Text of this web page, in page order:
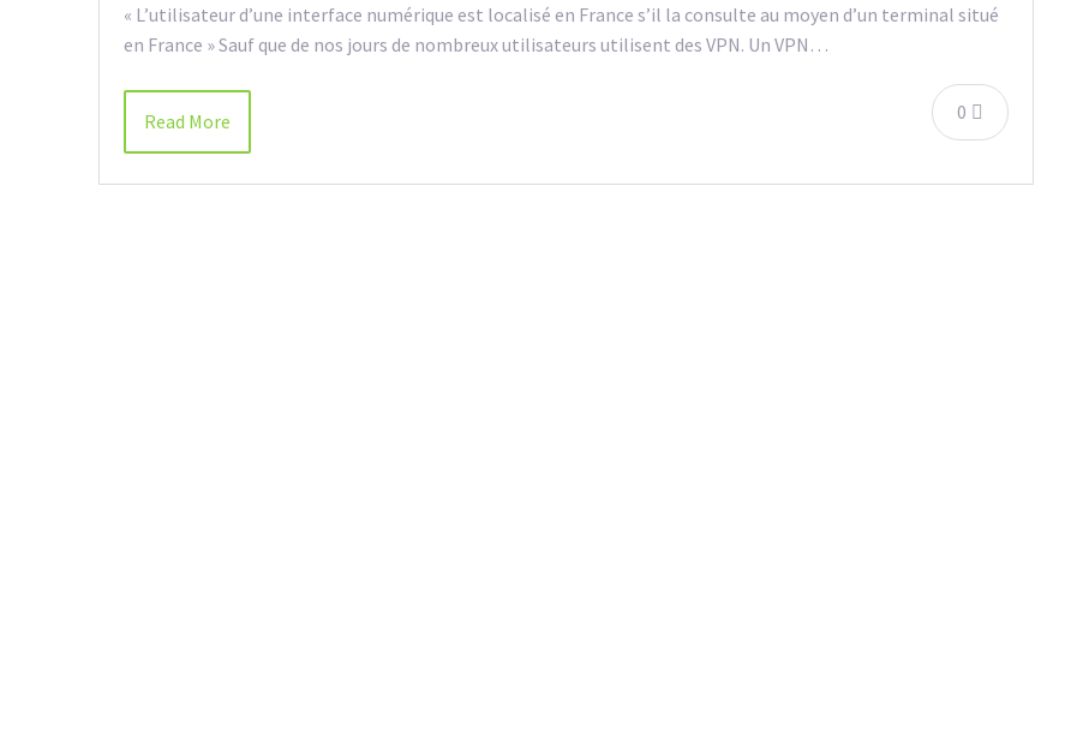
« L’utilisateur d’une interface numérique est localisé en France s’il la consulte au moyen d’un terminal situé
en France » Sauf que de nos jours de nombreux utilisateurs utilisent des VPN. Un VPN…
0
Read More